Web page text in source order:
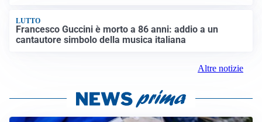
LUTTO
Francesco Guccini è morto a 86 anni: addio a un
cantautore simbolo della musica italiana
Altre notizie